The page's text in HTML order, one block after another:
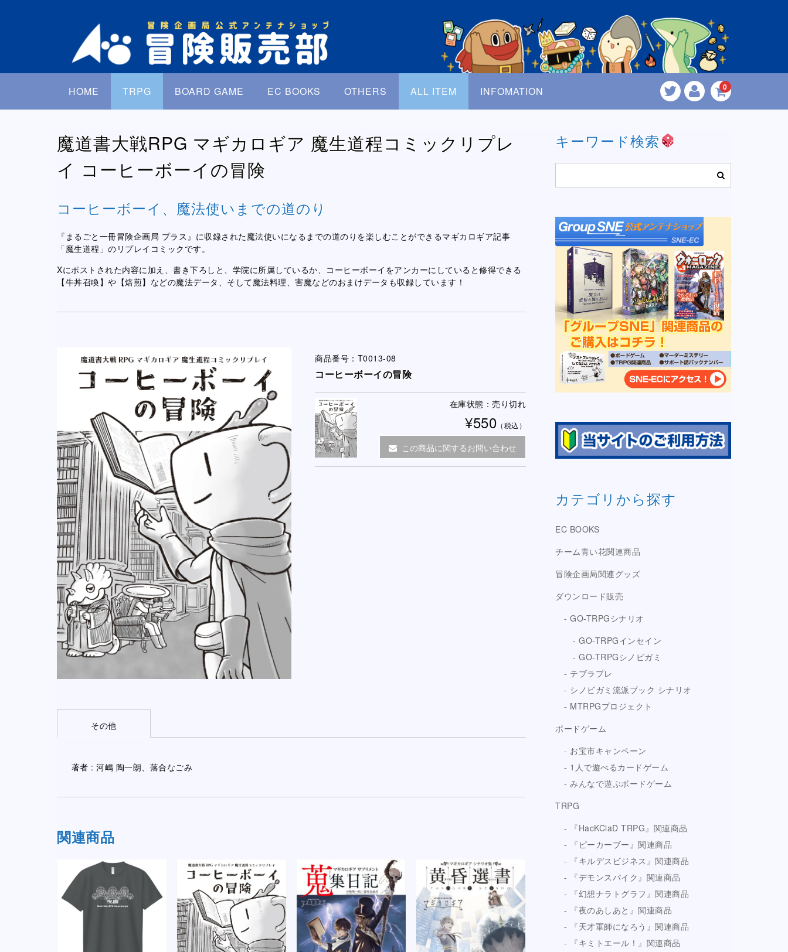
0
HOME TRPG BOARD GAME EC BOOKS OTHERS ALL ITEM INFOMATION
魔道書大戦RPG マギカロギア 魔生道程コミックリプレ
イ コーヒーボーイの冒険
コーヒーボーイ、魔法使いまでの道のり
『まるごと一冊冒険企画局 プラス』に収録された魔法使いになるまでの道のりを楽しむことができるマギカロギア記事
「魔生道程」のリプレイコミックです。
Xにポストされた内容に加え、書き下ろしと、学院に所属しているか、コーヒーボーイをアンカーにしていると修得できる
【牛丼召喚】や【焙煎】などの魔法データ、そして魔法料理、害魔などのおまけデータも収録しています！
商品番号：T0013-08
コーヒーボーイの冒険
在庫状態：売り切れ
¥550 （税込）
この商品に関するお問い合わせ
その他
著者 : 河嶋 陶一朗、落合なごみ
関連商品
キーワード検索
カテゴリから探す
EC BOOKS
チーム青い花関連商品
冒険企画局関連グッズ
ダウンロード販売
GO-TRPGシナリオ
GO-TRPGインセイン
GO-TRPGシノビガミ
テブラプレ
シノビガミ流派ブック シナリオ
MTRPGプロジェクト
ボードゲーム
お宝市キャンペーン
1人で遊べるカードゲーム
みんなで遊ぶボードゲーム
TRPG
『HacKClaD TRPG』関連商品
『ピーカーブー』関連商品
『キルデスビジネス』関連商品
『デモンスパイク』関連商品
『幻想ナラトグラフ』関連商品
『夜のあしあと』関連商品
『天才軍師になろう』関連商品
『キミトエール！』関連商品